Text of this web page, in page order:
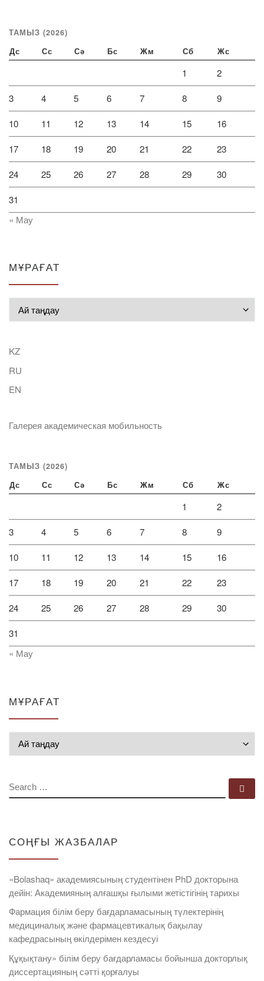
ТАМЫЗ (2026)
Дс Сс Сә Бс Жм Сб Жс
1 2
3 4 5 6 7 8 9
10 11 12 13 14 15 16
17 18 19 20 21 22 23
24 25 26 27 28 29 30
31
« Мау
МҰРАҒАТ
KZ
RU
EN
Галерея академическая мобильность
ТАМЫЗ (2026)
Дс Сс Сә Бс Жм Сб Жс
1 2
3 4 5 6 7 8 9
10 11 12 13 14 15 16
17 18 19 20 21 22 23
24 25 26 27 28 29 30
31
« Мау
МҰРАҒАТ
SEARCH
СОҢҒЫ ЖАЗБАЛАР
«Bolashaq» академиясының студентінен PhD докторына
дейін: Академияның алғашқы ғылыми жетістігінің тарихы
Фармация білім беру бағдарламасының түлектерінің
медициналық және фармацевтикалық бақылау
кафедрасының өкілдерімен кездесуі
Құқықтану» білім беру бағдарламасы бойынша докторлық
диссертацияның сәтті қорғалуы